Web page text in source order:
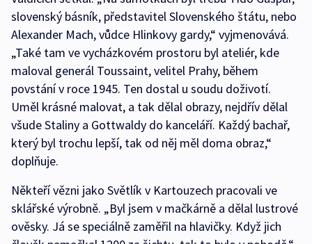
slovenský básník, představitel Slovenského štátu, nebo
Alexander Mach, vůdce Hlinkovy gardy,“ vyjmenovává.
„Také tam ve vycházkovém prostoru byl ateliér, kde
maloval generál Toussaint, velitel Prahy, během
povstání v roce 1945. Ten dostal u soudu doživotí.
Uměl krásné malovat, a tak dělal obrazy, nejdřív dělal
všude Staliny a Gottwaldy do kanceláří. Každý bachař,
který byl trochu lepší, tak od něj měl doma obraz,“
doplňuje.
Někteří vězni jako Světlík v Kartouzech pracovali ve
sklářské výrobně. „Byl jsem v mačkárně a dělal lustrové
ověsky. Já se speciálně zaměřil na hlavičky. Když jich